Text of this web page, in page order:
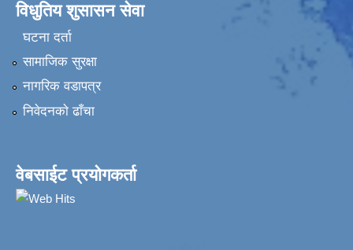
विधुतिय शुसासन सेवा
घटना दर्ता
सामाजिक सुरक्षा
नागरिक वडापत्र
निवेदनकाे ढाँचा
वेबसाईट प्रयोगकर्ता